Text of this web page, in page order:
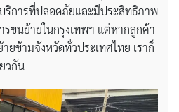
ริการที่ปลอดภัยและมีประสิทธิภาพ
ขนย้ายในกรุงเทพฯ แต่หากลูกค้า
ยข้ามจังหวัดทั่วประเทศไทย เราก็
วกัน